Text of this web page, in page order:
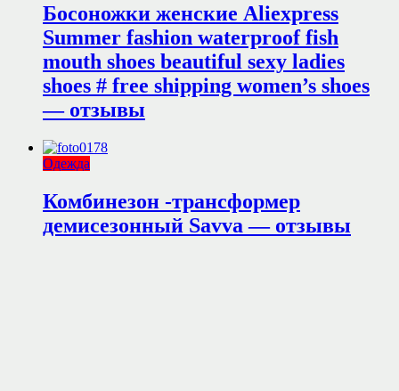
Босоножки женские Aliexpress
Summer fashion waterproof fish
mouth shoes beautiful sexy ladies
shoes # free shipping women’s shoes
— отзывы
Одежда
Комбинезон -трансформер
демисезонный Savva — отзывы